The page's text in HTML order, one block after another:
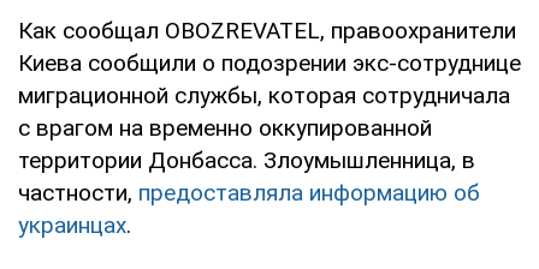
Как сообщал OBOZREVATEL, правоохранители
Киева сообщили о подозрении экс-сотруднице
миграционной службы, которая сотрудничала
с врагом на временно оккупированной
территории Донбасса. Злоумышленница, в
частности, предоставляла информацию об
украинцах.